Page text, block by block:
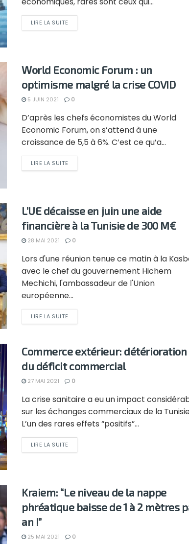
LIRE LA SUITE
World Economic Forum : un
optimisme malgré la crise COVID
5 JUIN 2021 0
D’après les chefs économistes du World
Economic Forum, on s’attend à une
croissance de 5,5 à 6%. C’est ce qu’a...
LIRE LA SUITE
L’UE décaisse en juin une aide
financière à la Tunisie de 300 M€
28 MAI 2021 0
Lors d'une réunion tenue ce matin à la
avec le chef du gouvernement Hichem
Mechichi, l'ambassadeur de l'Union
européenne...
LIRE LA SUITE
Commerce extérieur: détérioration
du déficit commercial
27 MAI 2021 0
La crise sanitaire a eu un impact
sur les échanges commerciaux de la
L’un des rares effets “positifs”...
LIRE LA SUITE
Kraiem: “Le niveau de la nappe
phréatique baisse de 1 à 2 mètres
an !”
25 MAI 2021 0